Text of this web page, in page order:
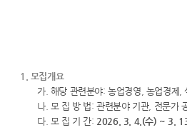
1. 모집개요
가. 해당 관련분야: 농업경영, 농업경제
나. 모 집 방 법: 관련분야 기관, 전문가
다. 모 집 기 간: 2026. 3. 4.(수) ~ 3.